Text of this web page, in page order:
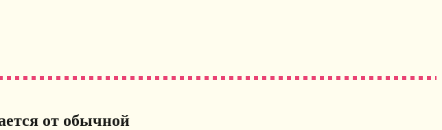
от обычной